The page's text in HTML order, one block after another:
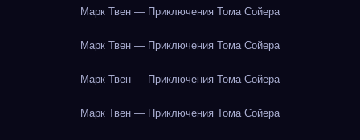
Марк Твен — Приключения Тома Сойера
Марк Твен — Приключения Тома Сойера
Марк Твен — Приключения Тома Сойера
Марк Твен — Приключения Тома Сойера